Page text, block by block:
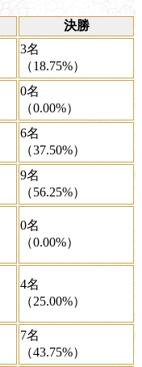
決勝
3名
（18.75%）
0名
（0.00%）
6名
（37.50%）
9名
（56.25%）
0名
（0.00%）
4名
（25.00%）
7名
（43.75%）